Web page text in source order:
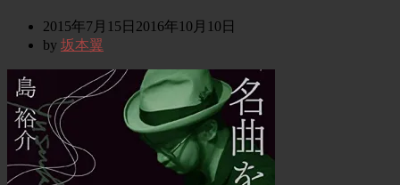
2015年7月15日 2016年10月10日
by 坂本翼